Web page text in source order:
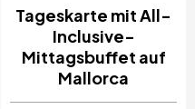
Tageskarte mit All-
Inclusive-
Mittagsbuffet auf
Mallorca